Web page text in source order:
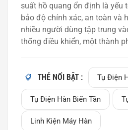
suất hồ quang ổn định là yếu
bảo độ chính xác, an toàn và
nhiều người dùng tập trung
thống điều khiển, một thành
hàn.Một tụ điện hàn được lựa
thể: Ổn định quá trình đánh
biến động dòng điện Cải
mối hàn Kéo dài tuổi thọ
này, chúng tôi giải thích cách
tụ điện hàn và lý do tại sao
THẺ NỔI BẬT : Tụ Điện
Tụ Điện Hàn Biến Tần
Linh Kiện Máy Hàn